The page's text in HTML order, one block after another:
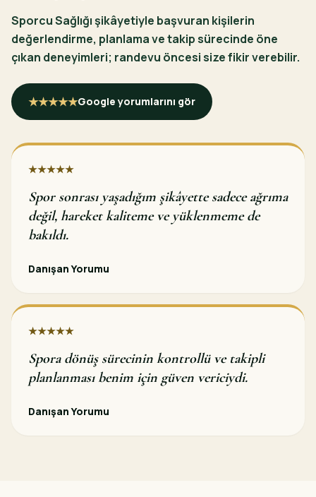
Sporcu Sağlığı şikâyetiyle başvuran kişilerin
değerlendirme, planlama ve takip sürecinde öne
çıkan deneyimleri; randevu öncesi size fikir verebilir.
★★★★★Google yorumlarını gör
★★★★★
Spor sonrası yaşadığım şikâyette sadece ağrıma
değil, hareket kaliteme ve yüklenmeme de
bakıldı.
Danışan Yorumu
★★★★★
Spora dönüş sürecinin kontrollü ve takipli
planlanması benim için güven vericiydi.
Danışan Yorumu